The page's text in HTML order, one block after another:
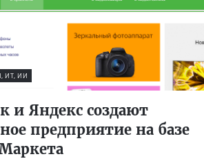
ИТ, ИИ
и Яндекс создают
предприятие на базе